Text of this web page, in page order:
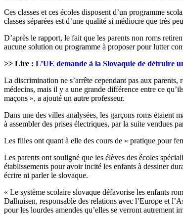
Ces classes et ces écoles disposent d’un programme
classes séparées est d’une qualité si médiocre que très
D’après le rapport, le fait que les parents non roms
aucune solution ou programme à proposer pour lutter
>> Lire : L’UE demande à la Slovaquie de détruire
La discrimination ne s’arrête cependant pas aux
médecins, mais il y a une grande différence entre ce
maçons », a ajouté un autre professeur.
Dans une des villes analysées, les garçons roms étaient
à assembler des prises électriques, par la suite vendues
Les filles ont quant à elle des cours de « pratique pour
Les parents ont souligné que les élèves des écoles
établissements pour avoir incité les enfants à dessiner
écrire ni parler le slovaque.
« Le système scolaire slovaque défavorise les enfants
Dalhuisen, responsable des relations avec l’Europe et
pour les lourdes amendes qu’elles se verront autrement